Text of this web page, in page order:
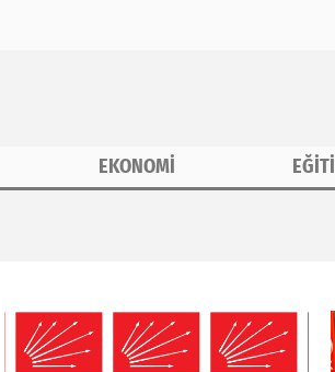
EKONOMİ